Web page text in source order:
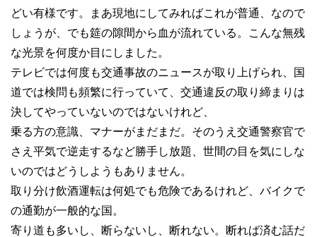
どい有様です。まあ現地にしてみればこれが普通、なので
しょうが、でも筵の隙間から血が流れている。こんな無残
な光景を何度か目にしました。
テレビでは何度も交通事故のニュースが取り上げられ、国
道では検問も頻繁に行っていて、交通違反の取り締まりは
決してやっていないのではないけれど、
乗る方の意識、マナーがまだまだ。そのうえ交通警察官で
さえ平気で逆走するなど勝手し放題、世間の目を気にしな
いのではどうしようもありません。
取り分け飲酒運転は何処でも危険であるけれど、バイクで
の通勤が一般的な国。
寄り道も多いし、断らないし、断れない。断れば済む話だ